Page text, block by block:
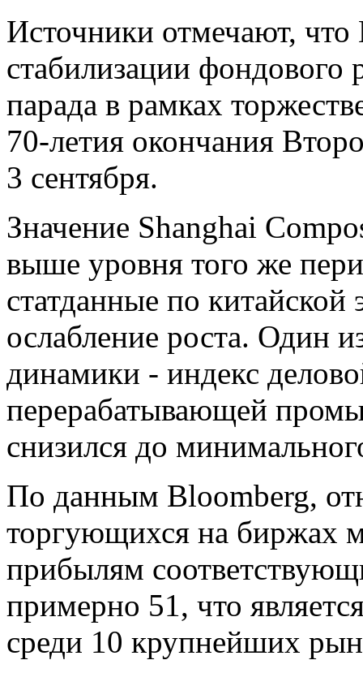
Источники отмечают, что
стабилизации фондового
парада в рамках
70-летия окончания
3 сентября.
Значение Shanghai
выше уровня того же
статданные по
ослабление роста. Один
динамики - индекс
перерабатывающей
снизился до
По данным Bloomberg,
торгующихся на биржах
прибылям
примерно 51, что
среди 10 крупнейших